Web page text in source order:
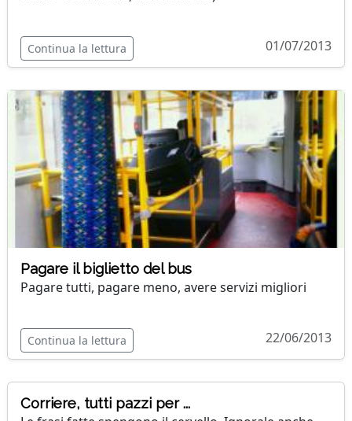
Continua la lettura 01/07/2013
Pagare il biglietto del bus
Pagare tutti, pagare meno, avere servizi migliori
Continua la lettura 22/06/2013
Corriere, tutti pazzi per ...